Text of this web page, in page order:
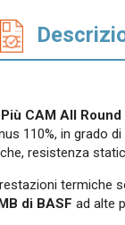
fasce tagliagiunti.
CAM All Round
110%, in grado
resistenza
termiche
di BASF ad alte